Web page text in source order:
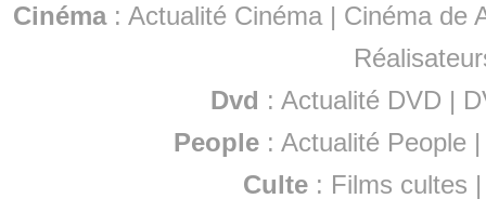
Cinéma: Actualité Cinéma | Cinéma de
Dvd : Actualité DVD |
People :Actualité People
Culte : Films cultes